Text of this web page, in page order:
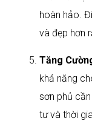
hoàn hảo.
và đẹp hơn
Tăng
khả năng
sơn phủ
tư và thời